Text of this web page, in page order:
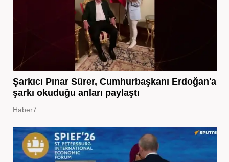
Şarkıcı Pınar Sürer, Cumhurbaşkanı Erdoğan'a
şarkı okuduğu anları paylaştı
Haber7